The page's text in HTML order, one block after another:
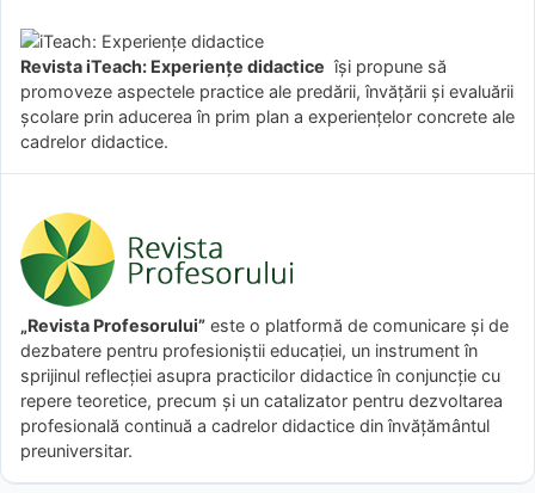
Revista iTeach: Experienţe didactice îşi propune să
promoveze aspectele practice ale predării, învăţării şi evaluării
şcolare prin aducerea în prim plan a experienţelor concrete ale
cadrelor didactice.
„Revista Profesorului” este o platformă de comunicare și de
dezbatere pentru profesioniștii educației, un instrument în
sprijinul reflecției asupra practicilor didactice în conjuncție cu
repere teoretice, precum și un catalizator pentru dezvoltarea
profesională continuă a cadrelor didactice din învățământul
preuniversitar.